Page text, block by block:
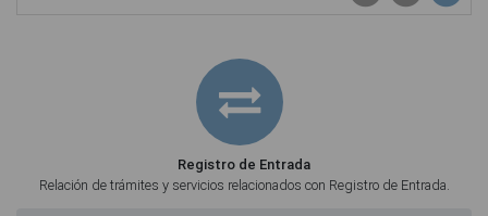
Registro de Entrada
Relación de trámites y servicios relacionados con Registro de Entrada.